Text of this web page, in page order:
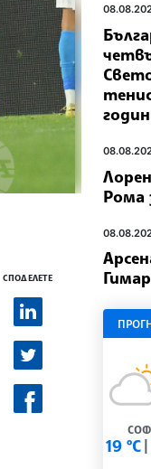
СПОДЕЛЕТЕ
Рома
19 °C